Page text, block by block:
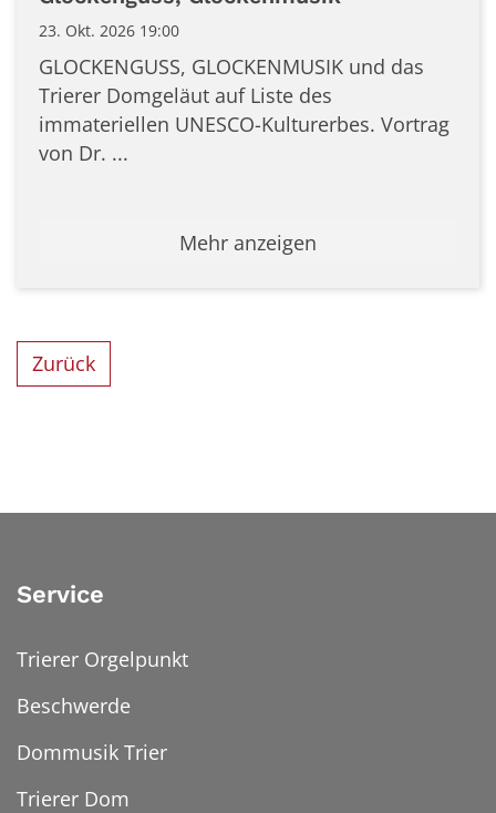
23. Okt. 2026 19:00
GLOCKENGUSS, GLOCKENMUSIK und das
Trierer Domgeläut auf Liste des
immateriellen UNESCO-Kulturerbes. Vortrag
von Dr. ...
Mehr anzeigen
Zurück
Service
Trierer Orgelpunkt
Beschwerde
Dommusik Trier
Trierer Dom